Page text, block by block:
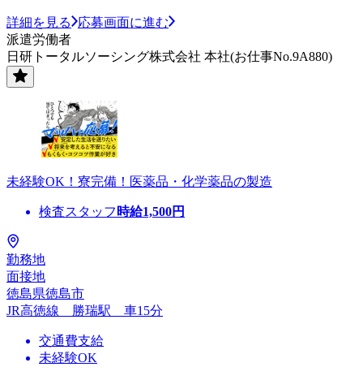
詳細を見る
応募画面に進む
派遣労働者
日研トータルソーシング株式会社 本社(お仕事No.9A880)
未経験OK！寮完備！医薬品・化学薬品の製造
検査スタッフ 時給1,500円
勤務地
面接地
徳島県徳島市
JR高徳線 勝瑞駅 車15分
交通費支給
未経験OK